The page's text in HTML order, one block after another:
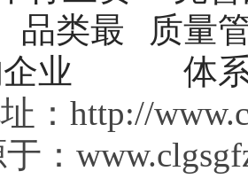
：http://
：